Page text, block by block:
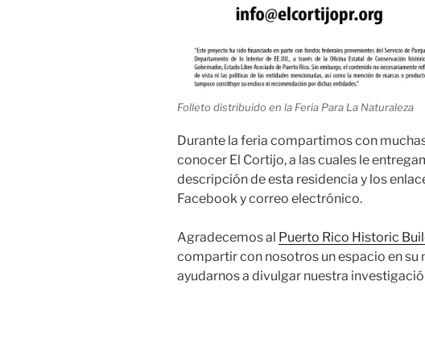
Folleto distribuido en la Feria Para La Naturaleza
Durante la feria compartimos con
conocer El Cortijo, a las cuales le
descripción de esta residencia y los
Facebook y correo electrónico.
Agradecemos al Puerto Rico Historic
compartir con nosotros un espacio en su
ayudarnos a divulgar nuestra